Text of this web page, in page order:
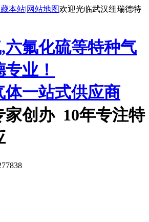
本站|网站地图欢迎光临武汉纽瑞德特
体一站式供应商
家创办 10年专注特